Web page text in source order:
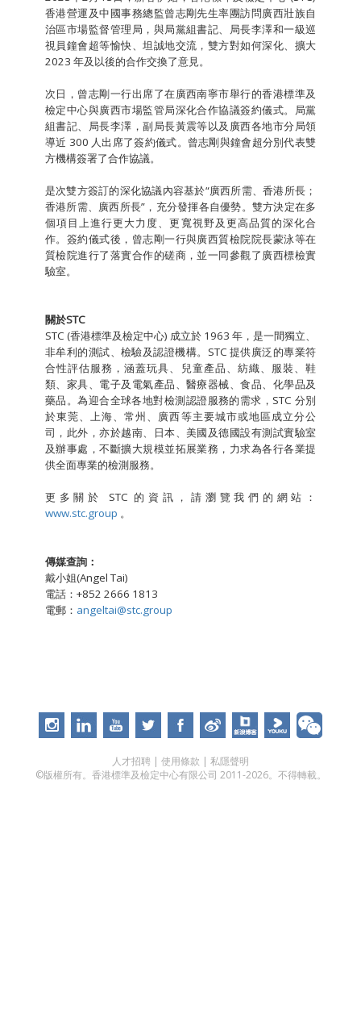
香港營運及中國事務總監曾志剛先生率團訪問廣西壯族自
治區市場監督管理局，與局黨組書記、局長李澤和一級巡
視員鐘會超等愉快、坦誠地交流，雙方對如何深化、擴大
2023 年及以後的合作交換了意見。
次日，曾志剛一行出席了在廣西南寧市舉行的香港標準及
檢定中心與廣西市場監管局深化合作協議簽約儀式。局黨
組書記、局長李澤，副局長黃震等以及廣西各地市分局領
導近 300 人出席了簽約儀式。曾志剛與鐘會超分別代表雙
方機構簽署了合作協議。
是次雙方簽訂的深化協議內容基於“廣西所需、香港所長；
香港所需、廣西所長”，充分發揮各自優勢。雙方決定在多
個項目上進行更大力度、更寬視野及更高品質的深化合
作。簽約儀式後，曾志剛一行與廣西質檢院院長蒙泳等在
質檢院進行了落實合作的磋商，並一同參觀了廣西標檢實
驗室。
關於STC
STC (香港標準及檢定中心) 成立於 1963 年，是一間獨立、
非牟利的測試、檢驗及認證機構。STC 提供廣泛的專業符
合性評估服務，涵蓋玩具、兒童產品、紡織、服裝、鞋
類、家具、電子及電氣產品、醫療器械、食品、化學品及
藥品。為迎合全球各地對檢測認證服務的需求，STC 分別
於東莞、上海、常州、廣西等主要城市或地區成立分公
司，此外，亦於越南、日本、美國及德國設有測試實驗室
及辦事處，不斷擴大規模並拓展業務，力求為各行各業提
供全面專業的檢測服務。
更多關於 STC 的資訊，請瀏覽我們的網站：
www.stc.group 。
傳媒查詢：
戴小姐(Angel Tai)
電話：+852 2666 1813
電郵： angeltai@stc.group
人才招聘 | 使用條款 | 私隱聲明
©版權所有。香港標準及檢定中心有限公司 2011-2026。不得轉載。